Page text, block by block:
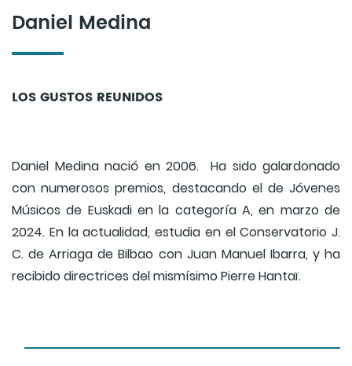
Daniel Medina
LOS GUSTOS REUNIDOS
Daniel Medina nació en 2006. Ha sido galardonado
con numerosos premios, destacando el de Jóvenes
Músicos de Euskadi en la categoría A, en marzo de
2024. En la actualidad, estudia en el Conservatorio J.
C. de Arriaga de Bilbao con Juan Manuel Ibarra, y ha
recibido directrices del mismísimo Pierre Hantaï.